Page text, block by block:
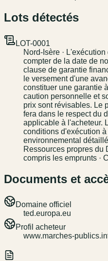
Lots détectés
LOT-0001
Nord-Isère ·
compter de la date de
clause de garantie
le versement d'une
constituer une garantie
caution personnelle et
prix sont révisables. Le
fera dans le respect du
applicable à l'acheteur.
conditions d'exécution
environnemental
Ressources propres du
compris les emprunts ·
Documents et
Domaine officiel
ted.europa.eu
Profil acheteur
www.marches-